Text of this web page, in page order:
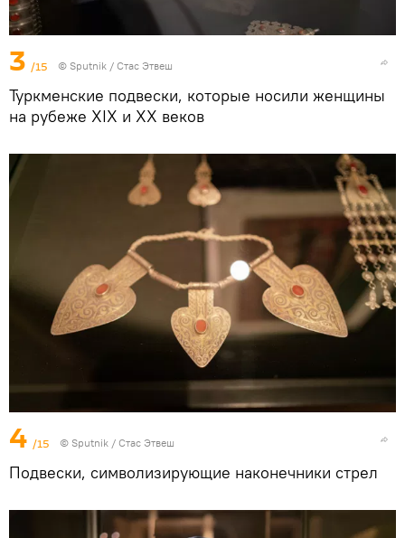
3 /15 © Sputnik / Стас Этвеш
Туркменские подвески, которые носили женщины
на рубеже XIX и XX веков
4 /15 © Sputnik / Стас Этвеш
Подвески, символизирующие наконечники стрел